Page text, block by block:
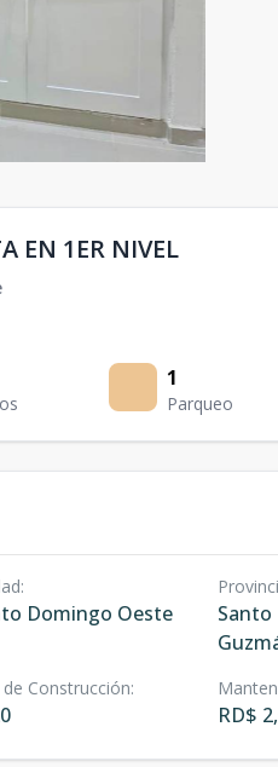
EN 1ER NIVEL
1
Parqueo
:
Domingo Oeste
Construcción:
RD$